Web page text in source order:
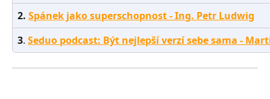
2. Spánek jako superschopnost - Ing. Petr Ludwig
3. Seduo podcast: Být nejlepší verzí sebe sama -